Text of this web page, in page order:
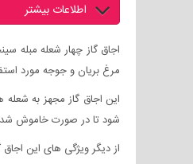
اطلاعات بیشتر
اجاق گاز چهار شعله مبله
مرغ بریان و جوجه مورد
این اجاق گاز مجهز به
شود تا در صورت خاموش شدن
از دیگر ویژگی های این